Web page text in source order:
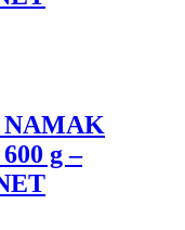
NAMAK
g –